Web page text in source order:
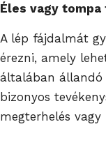
Éles vagy
A lép fájdalmát
érezni, amely
általában állandó
bizonyos
megterhelés vagy